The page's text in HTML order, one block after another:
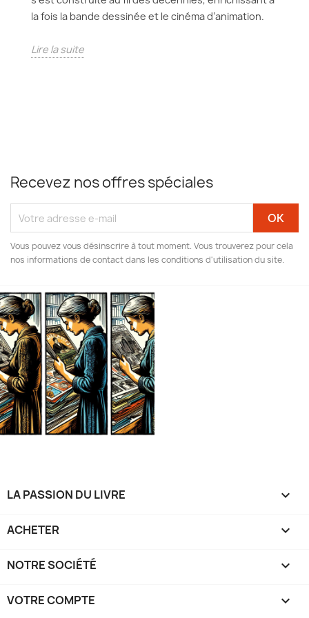
la fois la bande dessinée et le cinéma d’animation.
Lire la suite
Recevez nos offres spéciales
Vous pouvez vous désinscrire à tout moment. Vous trouverez pour cela
nos informations de contact dans les conditions d'utilisation du site.
LA PASSION DU LIVRE 
ACHETER 
NOTRE SOCIÉTÉ 
VOTRE COMPTE 